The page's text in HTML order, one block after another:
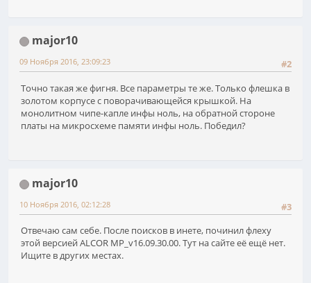
major10
#2
09 Ноября 2016, 23:09:23
Точно такая же фигня. Все параметры те же. Только флешка в
золотом корпусе с поворачивающейся крышкой. На
монолитном чипе-капле инфы ноль, на обратной стороне
платы на микросхеме памяти инфы ноль. Победил?
major10
#3
10 Ноября 2016, 02:12:28
Отвечаю сам себе. После поисков в инете, починил флеху
этой версией ALCOR MP_v16.09.30.00. Тут на сайте её ещё нет.
Ищите в других местах.